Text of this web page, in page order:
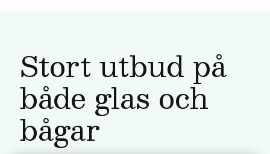
Stort utbud på
både glas och
bågar